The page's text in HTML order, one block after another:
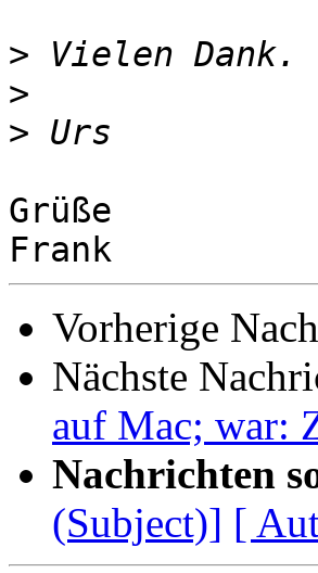
>
>
>
Grüße
Vorherige
Nächste
auf Mac; war:
Nachrichten
(Subject)] [